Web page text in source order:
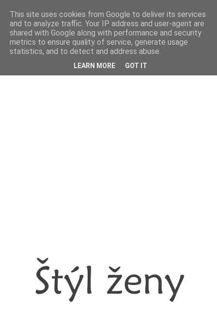
This site uses cookies from Google to deliver its services
and to analyze traffic. Your IP address and user-agent are
shared with Google along with performance and security
metrics to ensure quality of service, generate usage
statistics, and to detect and address abuse.
LEARN MORE GOT IT